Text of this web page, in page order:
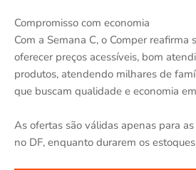
Compromisso com economia
Com a Semana C, o Comper reafirma
oferecer preços acessíveis, bom
produtos, atendendo milhares de
que buscam qualidade e economia
As ofertas são válidas apenas para
no DF, enquanto durarem os